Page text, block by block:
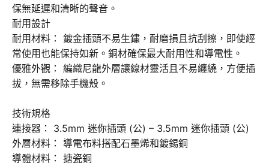
保無延遲和清晰的聲音。
耐用設計
耐用材料： 鍍金插頭不易生鏽，耐磨損且抗刮擦，即使經
常使用也能保持如新。銅材確保最大耐用性和導電性。
優雅外觀： 編織尼龍外層讓線材靈活且不易纏繞，方便插
拔，無需移除手機殼。
技術規格
連接器： 3.5mm 迷你插頭 (公) – 3.5mm 迷你插頭 (公)
外層材料： 導電布料搭配石墨烯和鍍錫銅
導體材料： 搪瓷銅